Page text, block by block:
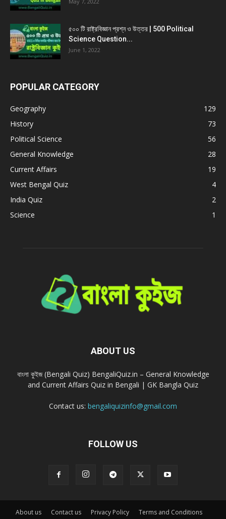
৫০০ টি রাষ্ট্রবিজ্ঞান প্রশ্ন ও উত্তর | 500 Political
Science Question...
June 1, 2022
POPULAR CATEGORY
Geography
129
History
73
Political Science
56
General Knowledge
28
Current Affairs
19
West Bengal Quiz
4
India Quiz
2
Science
1
ABOUT US
বাংলা কুইজ (Bengali Quiz) BengaliQuiz.in – General Knowledge
and Current Affairs Quiz in Bengali | GK Bangla Quiz
Contact us: bengaliquizinfo@gmail.com
FOLLOW US
About us Contact us Privacy Policy
Terms and Conditions